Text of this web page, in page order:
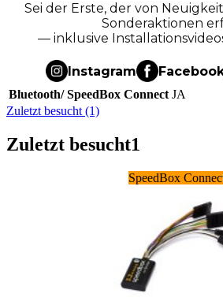
Sei der Erste, der von
Sonderaktionen
— inklusive
Instagram
Bluetooth/ SpeedBox Connect JA
Zuletzt besucht (1)
Zuletzt besucht1
SpeedBox